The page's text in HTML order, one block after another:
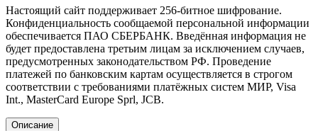
Настоящий сайт поддерживает 256-битное шифрование.
Конфиденциальность сообщаемой персональной информации
обеспечивается ПАО СБЕРБАНК. Введённая информация не
будет предоставлена третьим лицам за исключением случаев,
предусмотренных законодательством РФ. Проведение
платежей по банковским картам осуществляется в строгом
соответствии с требованиями платёжных систем МИР, Visa
Int., MasterCard Europe Sprl, JCB.
Описание